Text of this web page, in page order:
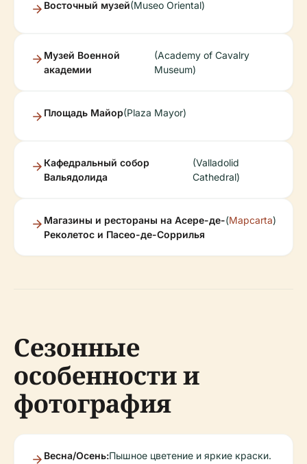
Восточный музей(Museo Oriental)
Музей Военной
академии
(Academy of Cavalry
Museum)
Площадь Майор(Plaza Mayor)
Кафедральный собор
Вальядолида
(Valladolid
Cathedral)
Магазины и рестораны на Асере-де-
Реколетос и Пасео-де-Соррилья
(Mapcarta)
Сезонные
особенности и
фотография
Весна/Осень:Пышное цветение и яркие краски.